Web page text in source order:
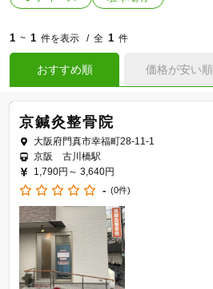
1 ~ 1 件を表示 全 1 件
おすすめ順 価格が安い順
京鍼灸整骨院
大阪府門真市幸福町28-11-1
京阪 古川橋駅
1,790円～ 3,640円
- (0件)